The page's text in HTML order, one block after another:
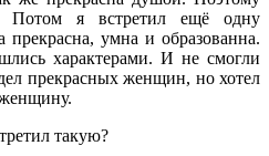
Потом я встретил ещё одну
умна и образованна.
характерами. И не смогли
прекрасных женщин, но хотел
такую?